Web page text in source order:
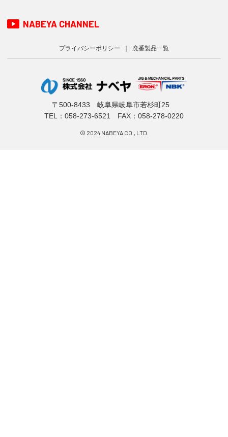
NABEYA CHANNEL
プライバシーポリシー 廃番製品一覧
〒500-8433 岐阜県岐阜市若杉町25
TEL： 058-273-6521 FAX：058-278-0220
© 2024 NABEYA CO., LTD.